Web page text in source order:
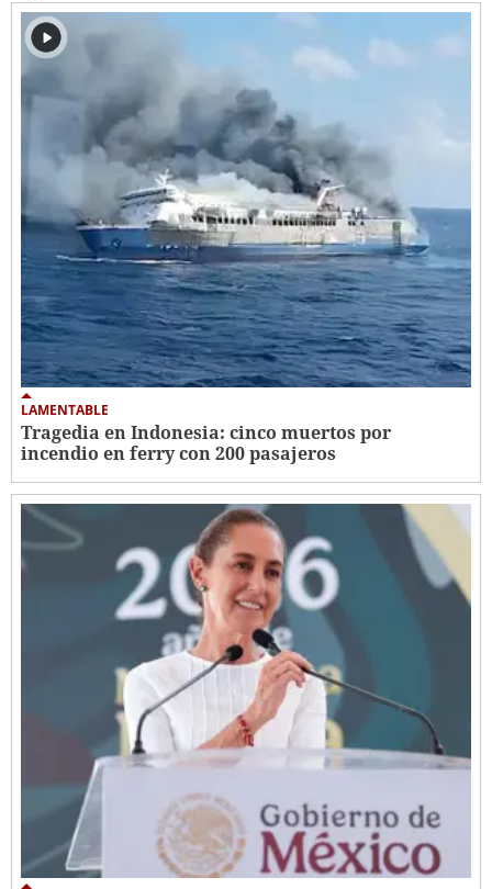
LAMENTABLE
Tragedia en Indonesia: cinco muertos por
incendio en ferry con 200 pasajeros